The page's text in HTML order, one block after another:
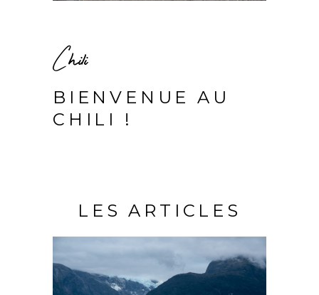
Chili
BIENVENUE AU
CHILI !
LES ARTICLES